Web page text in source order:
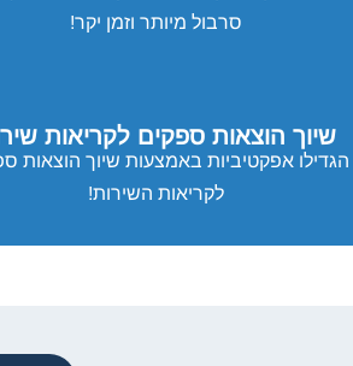
סרבול מיותר וזמן יקר!
שיוך הוצאות ספקים לקריאות
הגדילו אפקטיביות באמצעות שיוך הוצאות
לקריאות השירות!